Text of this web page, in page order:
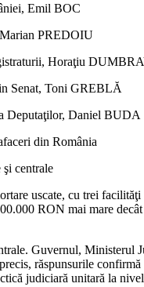
Emil BOC
PREDOIU
Horaţiu
Senat, Toni GREBLĂ
Deputaţilor, Daniel BUDA
din România
şi centrale
uscate, cu trei
RON mai mare
Guvernul,
răspunsurile
judiciară unitară la